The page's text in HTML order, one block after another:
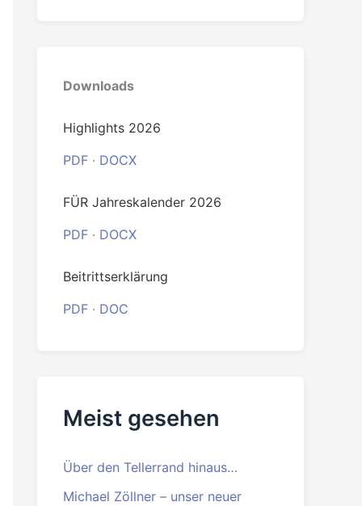
Downloads
Highlights 2026
PDF · DOCX
FÜR Jahreskalender 2026
PDF · DOCX
Beitrittserklärung
PDF · DOC
Meist gesehen
Über den Tellerrand hinaus…
Michael Zöllner – unser neuer